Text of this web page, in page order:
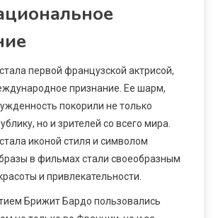
первой французской актрисой,
признание. Ее шарм,
покорили не только
но и зрителей со всего мира.
иконой стиля и символом
в фильмах стали своеобразным
и привлекательности.
Брижит Бардо пользовались